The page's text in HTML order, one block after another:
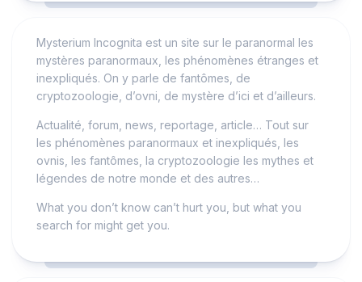
Mysterium Incognita est un site sur le paranormal les
mystères paranormaux, les phénomènes étranges et
inexpliqués. On y parle de fantômes, de
cryptozoologie, d’ovni, de mystère d’ici et d’ailleurs.
Actualité, forum, news, reportage, article… Tout sur
les phénomènes paranormaux et inexpliqués, les
ovnis, les fantômes, la cryptozoologie les mythes et
légendes de notre monde et des autres…
What you don’t know can’t hurt you, but what you
search for might get you.